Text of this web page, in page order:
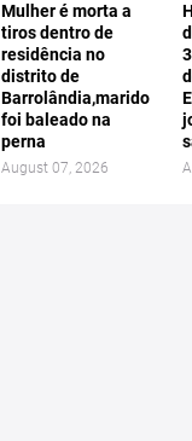
Mulher é morta a
tiros dentro de
residência no
distrito de
Barrolândia,marido
foi baleado na
perna
August 07, 2026